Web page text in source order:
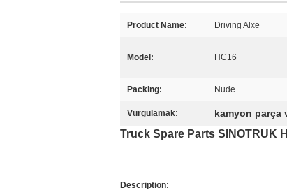
Product Name: Driving Alxe
Model: HC16
Packing: Nude
Vurgulamak: kamyon parça
Truck Spare Parts SINOTRUK
Description: